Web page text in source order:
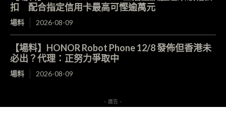
扣 配合指定信用卡最高可慳逾萬元
場料 2026-08-09
【場料】HONOR Robot Phone 12/8 發佈但香港未
必出？代理：正努力爭取中
場料 2026-08-09
- 廣告 -